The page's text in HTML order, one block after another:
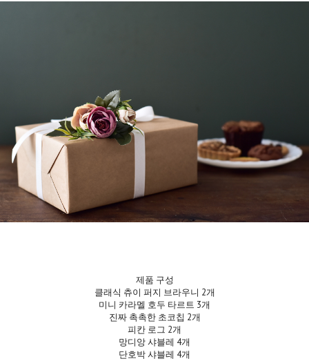
제품 구성
클래식 츄이 퍼지 브라우니 2개
미니 카라멜 호두 타르트 3개
진짜 촉촉한 초코칩 2개
피칸 로그 2개
망디앙 샤블레 4개
단호박 샤블레 4개